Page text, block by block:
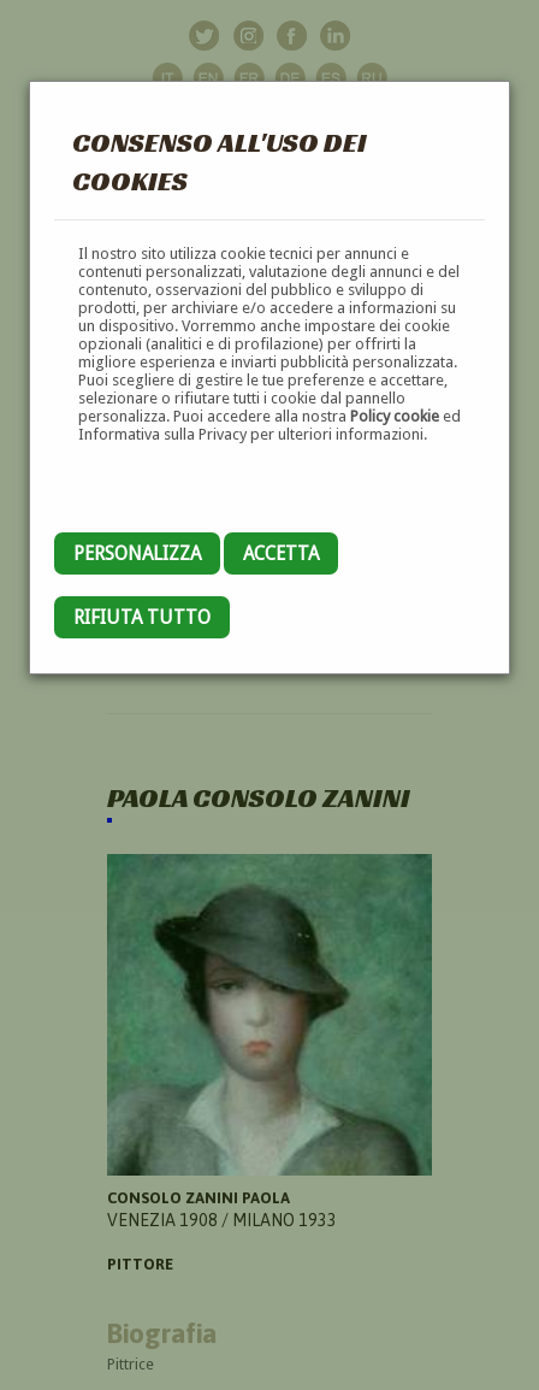
CONSENSO ALL'USO DEI
COOKIES
Il nostro sito utilizza cookie tecnici per annunci e
contenuti personalizzati, valutazione degli annunci e del
contenuto, osservazioni del pubblico e sviluppo di
prodotti, per archiviare e/o accedere a informazioni su
un dispositivo. Vorremmo anche impostare dei cookie
opzionali (analitici e di profilazione) per offrirti la
migliore esperienza e inviarti pubblicità personalizzata.
Puoi scegliere di gestire le tue preferenze e accettare,
selezionare o rifiutare tutti i cookie dal pannello
personalizza. Puoi accedere alla nostra Policy cookieed
Informativa sulla Privacy per ulteriori informazioni.
PERSONALIZZA ACCETTA
RIFIUTA TUTTO
GALLERIAD'ARTE
DIPINTI E SCULTURE '800 E '900
PAOLA CONSOLO ZANINI
CONSOLO ZANINI PAOLA
VENEZIA 1908 / MILANO 1933
PITTORE
Biografia
Pittrice